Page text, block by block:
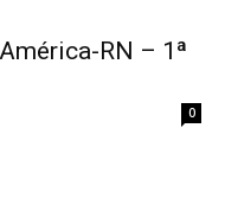
RN – 1ª
0